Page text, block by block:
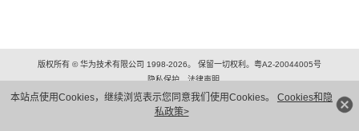
本站点使用Cookies，继续浏览表示您同意我们使用Cookies。 Cookies和隐
私政策>
版权所有 © 华为技术有限公司 1998-2026。 保留一切权利。粤A2-20044005号
隐私保护
法律声明